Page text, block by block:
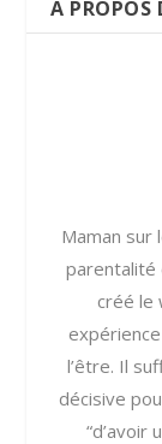
A PROPOS
Maman sur
parentalité
créé le
l’être. Il
décisive
“d’avoir